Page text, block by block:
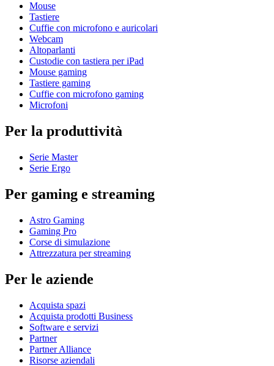
Mouse
Tastiere
Cuffie con microfono e auricolari
Webcam
Altoparlanti
Custodie con tastiera per iPad
Mouse gaming
Tastiere gaming
Cuffie con microfono gaming
Microfoni
Per la produttività
Serie Master
Serie Ergo
Per gaming e streaming
Astro Gaming
Gaming Pro
Corse di simulazione
Attrezzatura per streaming
Per le aziende
Acquista spazi
Acquista prodotti Business
Software e servizi
Partner
Partner Alliance
Risorse aziendali